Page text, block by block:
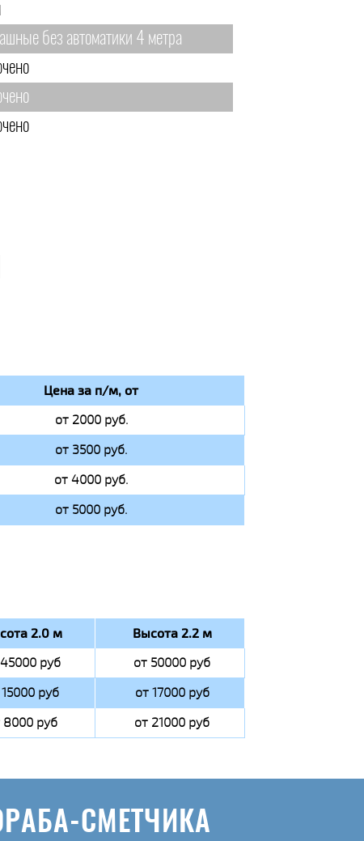
без автоматики 4 метра
Цена за п/м, от
от 2000 руб.
от 3500 руб.
от 4000 руб.
от 5000 руб.
2.0 м Высота 2.2 м
руб
от 50000 руб
руб
от 17000 руб
8000 руб от 21000 руб
СМЕТЧИКА